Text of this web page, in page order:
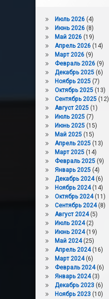
Июль 2026(4)
Июнь 2026(8)
Май 2026(19)
Апрель 2026(14)
Март 2026(9)
Февраль 2026(9)
Декабрь 2025(6)
Ноябрь 2025(7)
Октябрь 2025(13)
Сентябрь 2025(12)
Август 2025(1)
Июль 2025(7)
Июнь 2025(15)
Май 2025(15)
Апрель 2025(13)
Март 2025(14)
Февраль 2025(9)
Январь 2025(4)
Декабрь 2024(6)
Ноябрь 2024(14)
Октябрь 2024(11)
Сентябрь 2024(8)
Август 2024(5)
Июль 2024(2)
Июнь 2024(19)
Май 2024(25)
Апрель 2024(16)
Март 2024(6)
Февраль 2024(6)
Январь 2024(3)
Декабрь 2023(6)
Ноябрь 2023(10)